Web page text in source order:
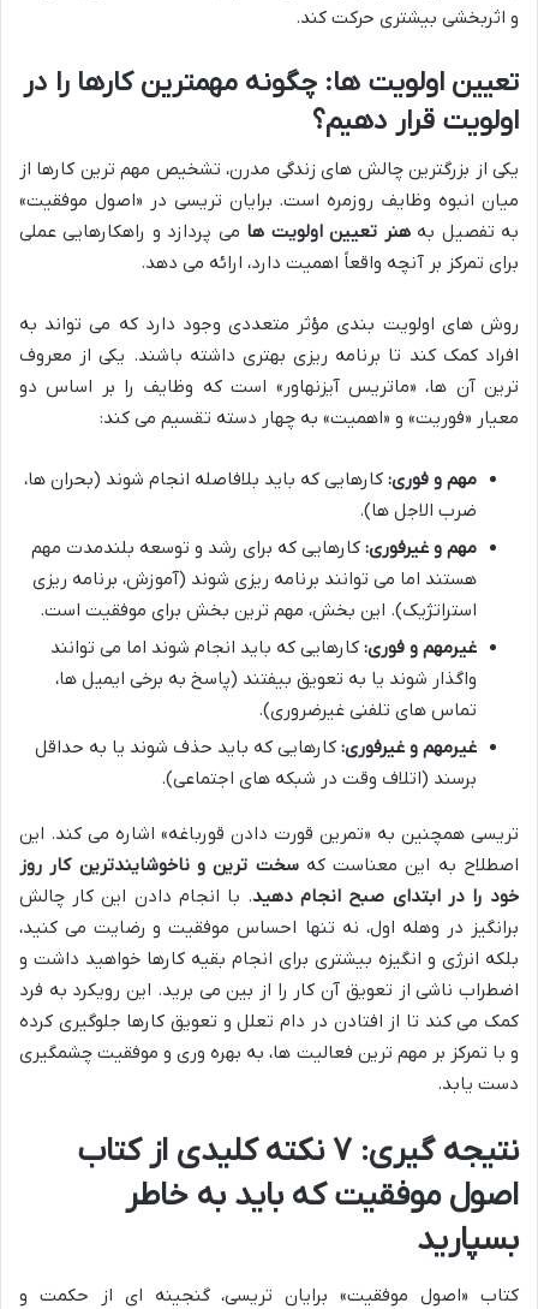
و اثربخشی بیشتری حرکت کند.
تعیین اولویت ها: چگونه مهمترین کارها را در
اولویت قرار دهیم؟
یکی از بزرگترین چالش های زندگی مدرن، تشخیص مهم ترین کارها از
میان انبوه وظایف روزمره است. برایان تریسی در «اصول موفقیت»
به تفصیل بههنر تعیین اولویت ها می پردازد و راهکارهایی عملی
برای تمرکز بر آنچه واقعاً اهمیت دارد، ارائه می دهد.
روش های اولویت بندی مؤثر متعددی وجود دارد که می تواند به
افراد کمک کند تا برنامه ریزی بهتری داشته باشند. یکی از معروف
ترین آن ها، «ماتریس آیزنهاور» است که وظایف را بر اساس دو
معیار «فوریت» و «اهمیت» به چهار دسته تقسیم می کند:
مهم و فوری: کارهایی که باید بلافاصله انجام شوند (بحران ها،
ضرب الاجل ها).
مهم و غیرفوری: کارهایی که برای رشد و توسعه بلندمدت مهم
هستند اما می توانند برنامه ریزی شوند (آموزش، برنامه ریزی
استراتژیک). این بخش، مهم ترین بخش برای موفقیت است.
غیرمهم و فوری: کارهایی که باید انجام شوند اما می توانند
واگذار شوند یا به تعویق بیفتند (پاسخ به برخی ایمیل ها،
تماس های تلفنی غیرضروری).
غیرمهم و غیرفوری: کارهایی که باید حذف شوند یا به حداقل
برسند (اتلاف وقت در شبکه های اجتماعی).
تریسی همچنین به «تمرین قورت دادن قورباغه» اشاره می کند. این
اصطلاح به این معناست کهسخت ترین و ناخوشایندترین کار روز
خود را در ابتدای صبح انجام دهید. با انجام دادن این کار چالش
برانگیز در وهله اول، نه تنها احساس موفقیت و رضایت می کنید،
بلکه انرژی و انگیزه بیشتری برای انجام بقیه کارها خواهید داشت و
اضطراب ناشی از تعویق آن کار را از بین می برید. این رویکرد به فرد
کمک می کند تا از افتادن در دام تعلل و تعویق کارها جلوگیری کرده
و با تمرکز بر مهم ترین فعالیت ها، به بهره وری و موفقیت چشمگیری
دست یابد.
نتیجه گیری: ۷ نکته کلیدی از کتاب
اصول موفقیت که باید به خاطر
بسپارید
کتاب «اصول موفقیت» برایان تریسی، گنجینه ای از حکمت و